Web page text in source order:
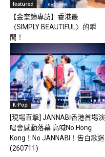
featured
【金奎鐘專訪】香港最
〈SIMPLY BEAUTIFUL〉的瞬
間！
K-Pop
[現場直擊] JANNABI香港首場演
唱會感動落幕 高喊No Hong
Kong！No JANNABI！告白歌迷
(260711)